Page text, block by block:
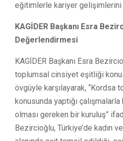
eğitimlerle kariyer
KAGİDER Başkanı Esra
Değerlendirmesi
KAGİDER Başkanı Esra
toplumsal cinsiyet eşitliği
övgüyle karşılayarak,
konusunda yaptığı
olması gereken bir kuruluş”
Bezircioğlu, Türkiye’de kadın